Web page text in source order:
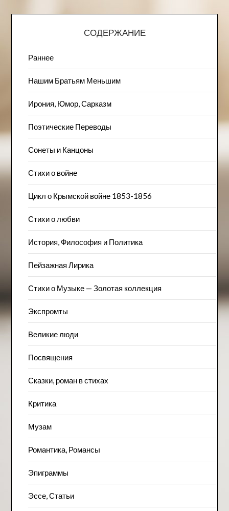
СОДЕРЖАНИЕ
Раннее
Нашим Братьям Меньшим
Ирония, Юмор, Сарказм
Поэтические Переводы
Сонеты и Канцоны
Стихи о войне
Цикл о Крымской войне 1853-1856
Стихи о любви
История, Философия и Политика
Пейзажна​я Лирика
Стихи о Музыке — Золотая коллекция
Экспромты
Великие люди
Посвящения
Сказки, роман в стихах
Критика
Музам
Романтика, Романсы
Эпиграммы
Эссе, Статьи